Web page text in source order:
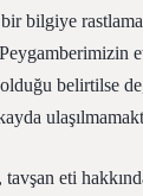
bilgiye
belirtilse
eti